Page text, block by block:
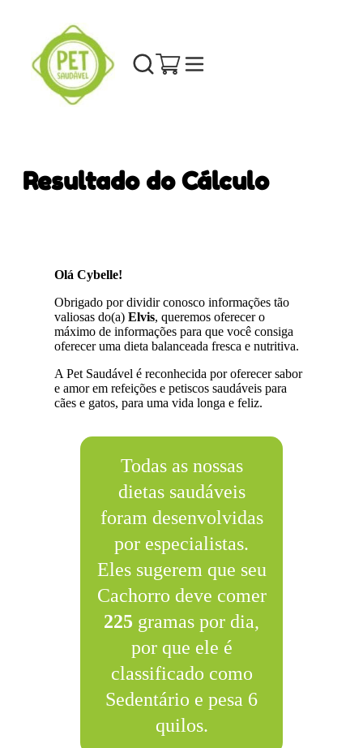
Resultado do Cálculo
Olá Cybelle!
Obrigado por dividir conosco informações tão
valiosas do(a)Elvis, queremos oferecer o
máximo de informações para que você consiga
oferecer uma dieta balanceada fresca e nutritiva.
A Pet Saudável é reconhecida por oferecer sabor
e amor em refeições e petiscos saudáveis para
cães e gatos, para uma vida longa e feliz.
Todas as nossas
dietas saudáveis
foram desenvolvidas
por especialistas.
Eles sugerem que seu
Cachorro deve comer
225 gramas por dia,
por que ele é
classificado como
Sedentário e pesa 6
quilos.